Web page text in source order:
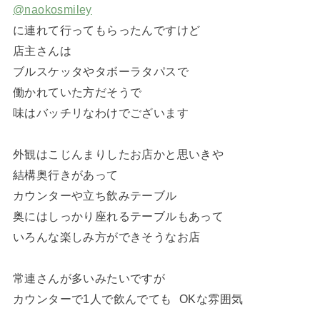
@naokosmiley
に連れて行ってもらったんですけど
店主さんは
ブルスケッタやタボーラタパスで
働かれていた方だそうで
味はバッチリなわけでございます
外観はこじんまりしたお店かと思いきや
結構奥行きがあって
カウンターや立ち飲みテーブル
奥にはしっかり座れるテーブルもあって
いろんな楽しみ方ができそうなお店
常連さんが多いみたいですが
カウンターで1人で飲んでても OKな雰囲気